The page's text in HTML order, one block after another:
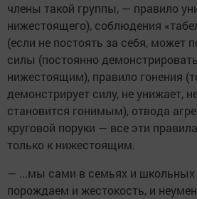
члены такой группы, — правило
нижестоящего), соблюдения
(если не постоять за себя, может
силы (постоянно
нижестоящим), правило гонения
демонстрирует силу, не унижает,
становится гонимым), отвода
круговой поруки — все эти
только к нижестоящим.
— ...мы сами в семьях и школьных
порождаем и жестокость, и